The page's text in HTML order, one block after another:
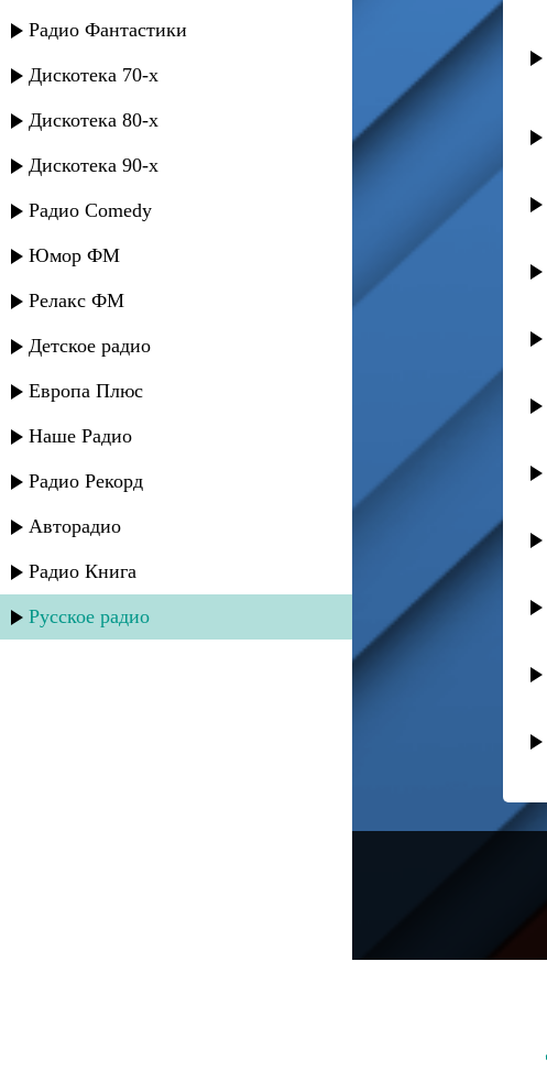
Радио Фантастики
Дискотека 70-х
Дискотека 80-х
Дискотека 90-х
Радио Comedy
Юмор ФМ
Релакс ФМ
Детское радио
Европа Плюс
Наше Радио
Радио Рекорд
Авторадио
Радио Книга
Русское радио